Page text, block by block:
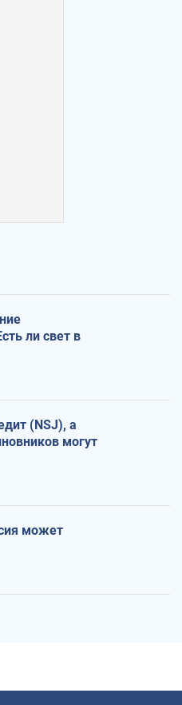
ли свет в
(NSJ), а
могут
может